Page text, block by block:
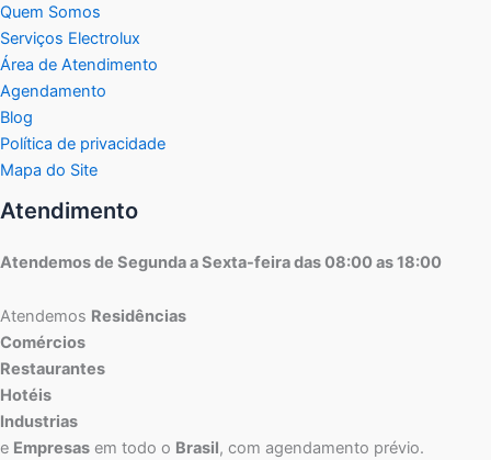
Quem Somos
Serviços Electrolux
Área de Atendimento
Agendamento
Blog
Política de privacidade
Mapa do Site
Atendimento
Atendemos de Segunda a Sexta-feira das 08:00 as 18:00
Atendemos Residências
Comércios
Restaurantes
Hotéis
Industrias
e Empresas em todo o Brasil, com agendamento prévio.